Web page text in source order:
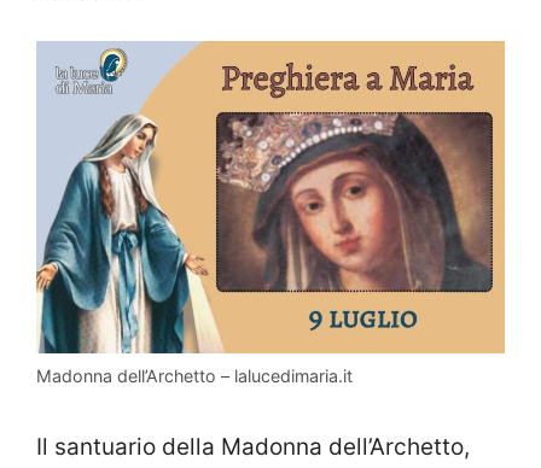
Madonna dell’Archetto – lalucedimaria.it
Il santuario della Madonna dell’Archetto,